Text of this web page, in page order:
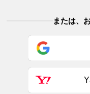
または、